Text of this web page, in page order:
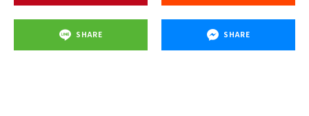
SHARE SHARE